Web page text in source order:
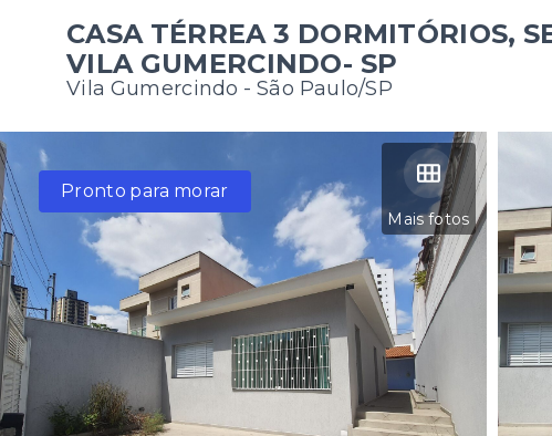
CASA TÉRREA 3 DORMITÓRIOS,
VILA GUMERCINDO- SP
Vila Gumercindo - São Paulo/SP
Mais fotos
Pronto para morar